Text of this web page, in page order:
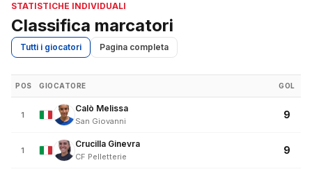
STATISTICHE INDIVIDUALI
Classifica marcatori
Tutti i giocatori Pagina completa
POS GIOCATORE GOL
1
Calò Melissa
San Giovanni
9
1
Crucilla Ginevra
CF Pelletterie
9